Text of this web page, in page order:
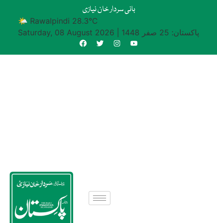
بانی سردار خان نیازی
🌤 Rawalpindi 28.3°C
Saturday, 08 August 2026
پاکستان: 25 صفر 1448